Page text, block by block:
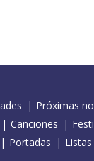
Próximas
Canciones
Portadas Listas